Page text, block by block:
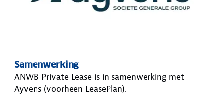
Samenwerking
ANWB Private Lease is in samenwerking met
Ayvens (voorheen LeasePlan).